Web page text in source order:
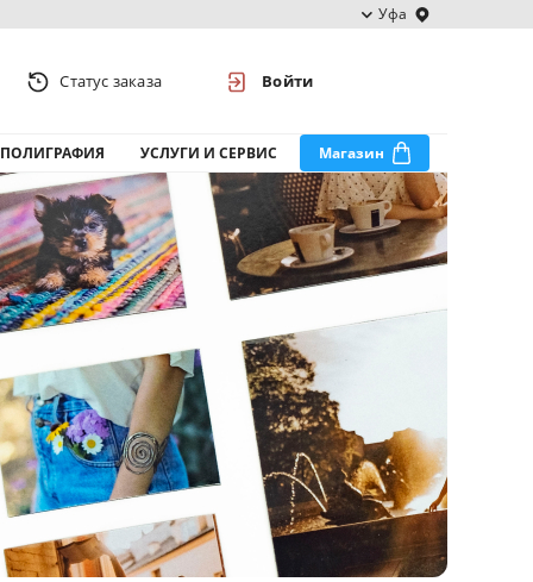
Уфа
Статус заказа Войти
ПОЛИГРАФИЯ УСЛУГИ И СЕРВИС Магазин